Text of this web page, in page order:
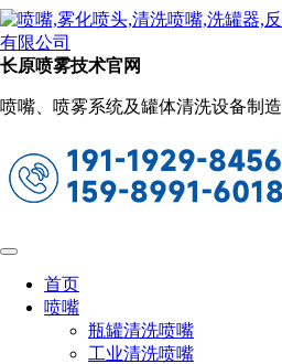
长原喷雾技术官网
喷嘴、喷雾系统及罐体清洗设备制
首页
喷嘴
瓶罐清洗喷嘴
工业清洗喷嘴
新闻动态
当前位置：
精细雾化喷嘴价格多少
2023-11-10 09:49:13 阅读量：790
将需要雾化的介质雾化成直径为
观。另外在超市蔬菜保鲜方面也有
的价格都是多少钱呢？由于精细雾
锈钢加工制作而成的，所以在价格